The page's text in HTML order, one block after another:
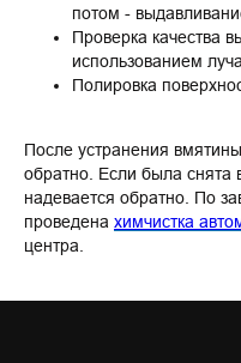
потом -
Проверка качества
использованием луча
Полировка
После устранения
обратно. Если была снята
надевается обратно. По
проведена химчистка
центра.